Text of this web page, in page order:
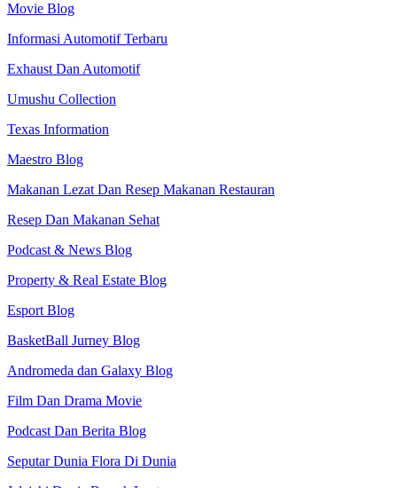
Movie Blog
Informasi Automotif Terbaru
Exhaust Dan Automotif
Umushu Collection
Texas Information
Maestro Blog
Makanan Lezat Dan Resep Makanan Restauran
Resep Dan Makanan Sehat
Podcast & News Blog
Property & Real Estate Blog
Esport Blog
BasketBall Jurney Blog
Andromeda dan Galaxy Blog
Film Dan Drama Movie
Podcast Dan Berita Blog
Seputar Dunia Flora Di Dunia